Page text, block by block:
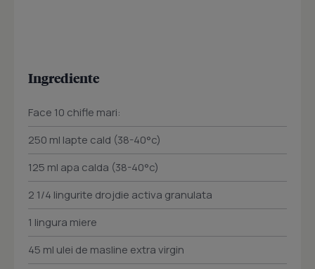
Ingrediente
Face 10 chifle mari:
250 ml lapte cald (38-40°c)
125 ml apa calda (38-40°c)
2 1/4 lingurite drojdie activa granulata
1 lingura miere
45 ml ulei de masline extra virgin